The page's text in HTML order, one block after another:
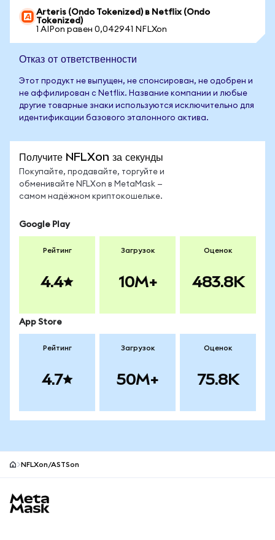
Arteris (Ondo Tokenized) в Netflix (Ondo
Tokenized)
1 AIPon равен 0,042941 NFLXon
Отказ от ответственности
Этот продукт не выпущен, не спонсирован, не одобрен и
не аффилирован с Netflix. Название компании и любые
другие товарные знаки используются исключительно для
идентификации базового эталонного актива.
Получите NFLXon за секунды
Покупайте, продавайте, торгуйте и
обменивайте NFLXon в MetaMask —
самом надёжном криптокошельке.
Google Play
Рейтинг
4.4
Загрузок
10M+
Оценок
483.8K
App Store
Рейтинг
4.7
Загрузок
50M+
Оценок
75.8K
NFLXon/ASTSon